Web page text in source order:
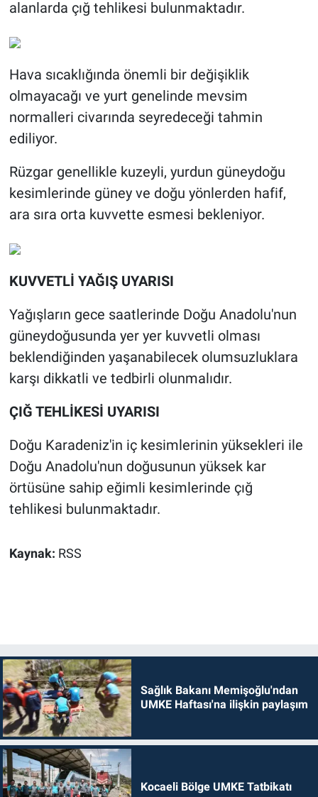
alanlarda çığ tehlikesi bulunmaktadır.
Hava sıcaklığında önemli bir değişiklik
olmayacağı ve yurt genelinde mevsim
normalleri civarında seyredeceği tahmin
ediliyor.
Rüzgar genellikle kuzeyli, yurdun güneydoğu
kesimlerinde güney ve doğu yönlerden hafif,
ara sıra orta kuvvette esmesi bekleniyor.
KUVVETLİ YAĞIŞ UYARISI
Yağışların gece saatlerinde Doğu Anadolu'nun
güneydoğusunda yer yer kuvvetli olması
beklendiğinden yaşanabilecek olumsuzluklara
karşı dikkatli ve tedbirli olunmalıdır.
ÇIĞ TEHLİKESİ UYARISI
Doğu Karadeniz'in iç kesimlerinin yüksekleri ile
Doğu Anadolu'nun doğusunun yüksek kar
örtüsüne sahip eğimli kesimlerinde çığ
tehlikesi bulunmaktadır.
Kaynak: RSS
Sağlık Bakanı Memişoğlu'ndan
UMKE Haftası'na ilişkin paylaşım
Kocaeli Bölge UMKE Tatbikatı